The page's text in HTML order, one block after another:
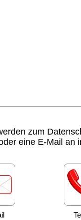
Möglichkeit, mit
wissen, von
von uns
diese
zum
eine E-Mail an